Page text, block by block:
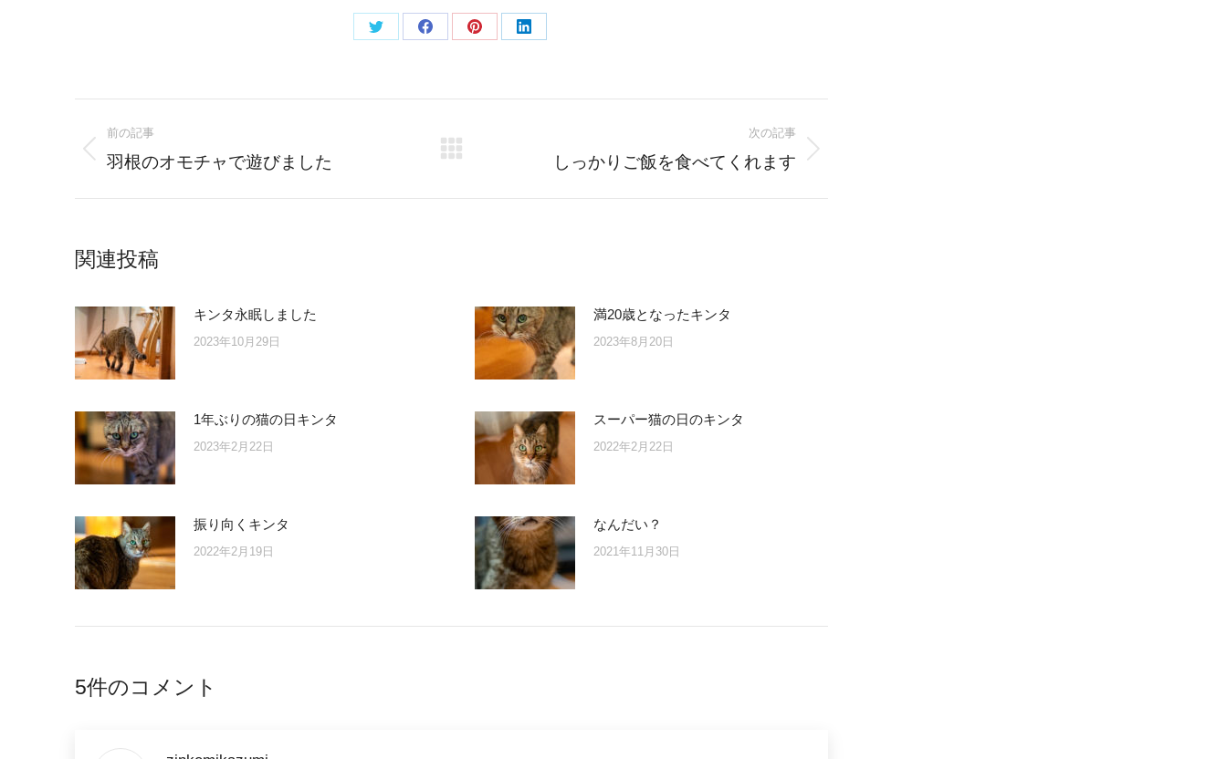
Share
Share
Share
Share
navigation
前の記事
Previous
羽根のオモチャで遊びました
次の記事
しっかりご飯を食べてくれます
関連投稿
キンタ永眠しました
2023年10月29日
満20歳となったキンタ
2023年8月20日
1年ぶりの猫の日キンタ
2023年2月22日
スーパー猫の日のキンタ
2022年2月22日
振り向くキンタ
2022年2月19日
なんだい？
2021年11月30日
5件のコメント